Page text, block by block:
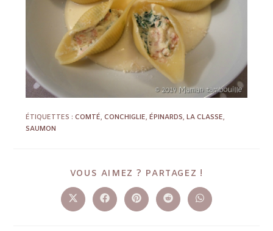
ÉTIQUETTES :COMTÉ, CONCHIGLIE, ÉPINARDS, LA CLASSE,
SAUMON
VOUS AIMEZ ? PARTAGEZ !